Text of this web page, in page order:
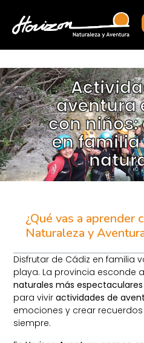
aventura
con
en familia
¿Qué vas a aprender
Naturaleza y
Disfrutar de Cádiz en familia
playa. La provincia esconde
naturales más
para viviractividades de
emociones y crear
siempre.